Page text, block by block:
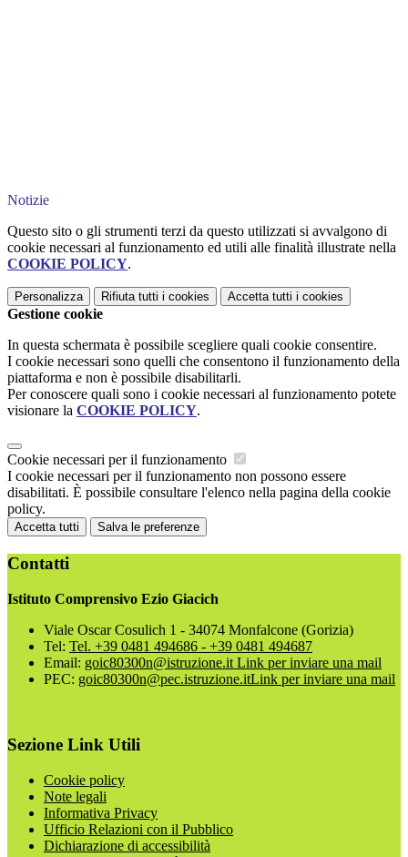
Notizie
Questo sito o gli strumenti terzi da questo utilizzati si avvalgono di
cookie necessari al funzionamento ed utili alle finalità illustrate nella
COOKIE POLICY.
Personalizza Rifiuta tutti i cookies Accetta tutti i cookies
Gestione cookie
In questa schermata è possibile scegliere quali cookie consentire.
I cookie necessari sono quelli che consentono il funzionamento della
piattaforma e non è possibile disabilitarli.
Per conoscere quali sono i cookie necessari al funzionamento potete
visionare la COOKIE POLICY.
Cookie necessari per il funzionamento
I cookie necessari per il funzionamento non possono essere
disabilitati. È possibile consultare l'elenco nella pagina della cookie
policy.
Accetta tutti Salva le preferenze
Contatti
Istituto Comprensivo Ezio Giacich
Viale Oscar Cosulich 1 - 34074 Monfalcone (Gorizia)
Tel: Tel. +39 0481 494686 - +39 0481 494687
Email: goic80300n@istruzione.it Link per inviare una mail
PEC: goic80300n@pec.istruzione.itLink per inviare una mail
Sezione Link Utili
Cookie policy
Note legali
Informativa Privacy
Ufficio Relazioni con il Pubblico
Dichiarazione di accessibilità